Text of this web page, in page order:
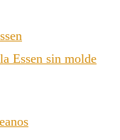
Essen sin molde